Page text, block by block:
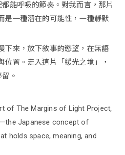
能呼吸的節奏。對我而言，那片
是一種潛在的可能性，一種靜默
下來，放下敘事的慾望，在無語
位置。走入這片「緩光之境」，
。
of The Margins of Light Project,
Japanese concept of
holds space, meaning, and